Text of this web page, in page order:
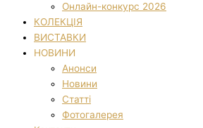
Онлайн-конкурс 2026
КОЛЕКЦІЯ
ВИСТАВКИ
НОВИНИ
Анонси
Новини
Статті
Фотогалерея